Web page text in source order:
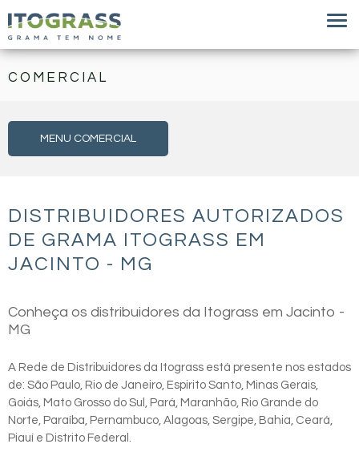
COMERCIAL
MENU COMERCIAL
DISTRIBUIDORES AUTORIZADOS
DE GRAMA ITOGRASS EM
JACINTO - MG
Conheça os distribuidores da Itograss em Jacinto -
MG
A Rede de Distribuidores da Itograss está presente nos estados
de: São Paulo, Rio de Janeiro, Espirito Santo, Minas Gerais,
Goiás, Mato Grosso do Sul, Pará, Maranhão, Rio Grande do
Norte, Paraíba, Pernambuco, Alagoas, Sergipe, Bahia, Ceará,
Piauí e Distrito Federal.